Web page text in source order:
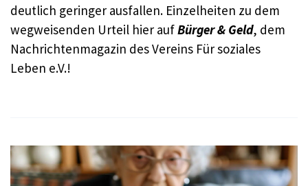
deutlich geringer ausfallen. Einzelheiten zu dem
wegweisenden Urteil hier aufBürger & Geld, dem
Nachrichtenmagazin des Vereins Für soziales
Leben e.V.!